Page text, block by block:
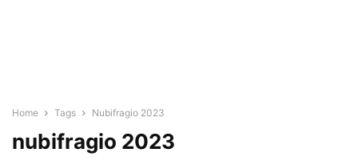
Home Tags Nubifragio 2023
nubifragio 2023